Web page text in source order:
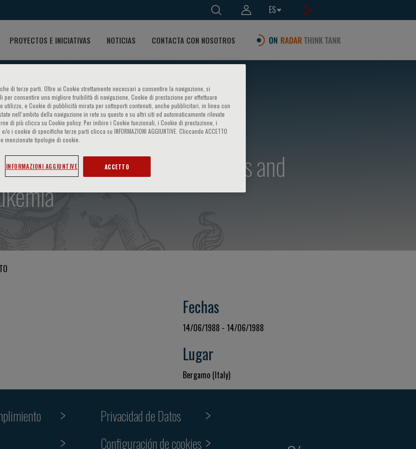
ES
PROYECTOS E INICIATIVAS NOTICIAS CONTACTA CON NOSOTROS
on hematology - Infections and
Fechas
14/06/1988 - 14/06/1988
Lugar
Bergamo (Italy)
Privacidad de Datos
Configuración de cookies
di terze parti. Oltre ai Cookie strettamente necessari a consentire la navigazione, si
per consentire una migliore fruibilità di navigazione, Cookie di prestazione per effettuare
utilizzo, e Cookie di pubblicità mirata per sottoporti contenuti, anche pubblicitari, in linea con
nell‘ambito della navigazione in rete su questo e su altri siti ed automaticamente rilevate
di più clicca su Cookie policy. Per inibire i Cookie funzionali, i Cookie di prestazione, i
i cookie di specifiche terze parti clicca su INFORMAZIONI AGGIUNTIVE. Cliccando ACCETTO
menzionate tipologie di cookie.
INFORMAZIONI AGGIUNTIVE ACCETTO